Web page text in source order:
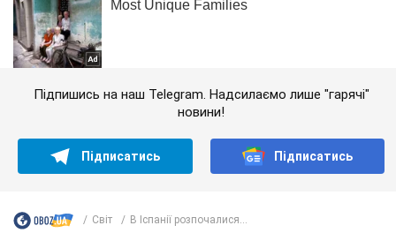
Підпишись на наш Telegram. Надсилаємо лише "гарячі"
новини!
Підписатись Підписатись
Світ В Іспанії розпочалися...